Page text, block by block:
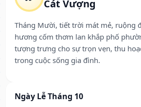
Cát Vượng
Tháng Mười, tiết trời mát mẻ, ruộng
hương cốm thơm lan khắp phố
tượng trưng cho sự trọn vẹn, thu
trong cuộc sống gia đình.
Ngày Lễ Tháng 10